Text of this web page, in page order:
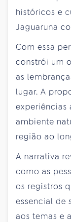
históricos e
Jaguaruna
Com essa
constrói um
as
lugar. A
experiências
ambiente
região ao
A narrativa
como as
os registros
essencial de
aos temas e